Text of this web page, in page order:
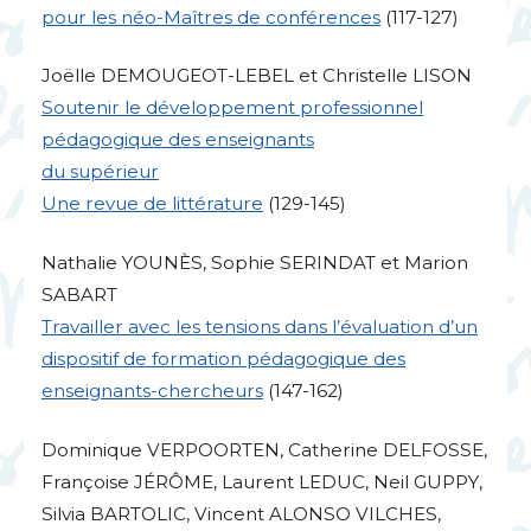
pour les néo-Maîtres de conférences (117-127)
Joëlle DEMOUGEOT-LEBEL et Christelle LISON
Soutenir le développement professionnel
pédagogique des enseignants
du supérieur
Une revue de littérature (129-145)
NathalieYOUNÈS, Sophie SERINDAT et Marion
SABART
Travailler avec les tensions dans l’évaluation d’un
dispositif de formation pédagogique des
enseignants-chercheurs (147-162)
Dominique VERPOORTEN, Catherine DELFOSSE,
Françoise JÉRÔME, Laurent LEDUC, Neil GUPPY,
Silvia BARTOLIC, Vincent ALONSO VILCHES,